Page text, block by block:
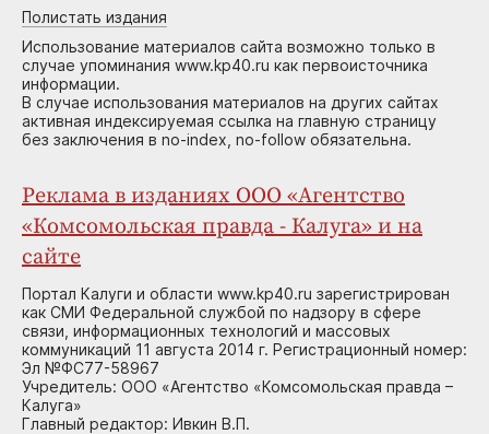
Полистать издания
Использование материалов сайта возможно только в
случае упоминания www.kp40.ru как первоисточника
информации.
В случае использования материалов на других сайтах
активная индексируемая ссылка на главную страницу
без заключения в no-index, no-follow обязательна.
Реклама в изданиях ООО «Агентство
«Комсомольская правда - Калуга» и на
сайте
Портал Калуги и области www.kp40.ru зарегистрирован
как СМИ Федеральной службой по надзору в сфере
связи, информационных технологий и массовых
коммуникаций 11 августа 2014 г. Регистрационный номер:
Эл №ФС77-58967
Учредитель: ООО «Агентство «Комсомольская правда –
Калуга»
Главный редактор: Ивкин В.П.